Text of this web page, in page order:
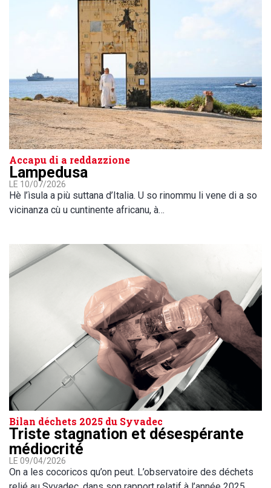
Accapu di a reddazzione
Lampedusa
LE 10/07/2026
Hè l’ìsula a più suttana d’Italia. U so rinommu li vene di a so
vicinanza cù u cuntinente africanu, à…
Bilan déchets 2025 du Syvadec
Triste stagnation et désespérante
médiocrité
LE 09/04/2026
On a les cocoricos qu’on peut. L’observatoire des déchets